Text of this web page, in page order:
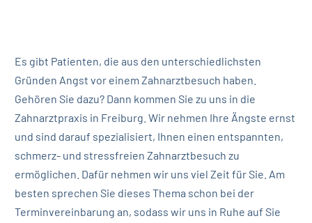
Es gibt Patienten, die aus den unterschiedlichsten
Gründen Angst vor einem Zahnarztbesuch haben.
Gehören Sie dazu? Dann kommen Sie zu uns in die
Zahnarztpraxis in Freiburg. Wir nehmen Ihre Ängste ernst
und sind darauf spezialisiert, Ihnen einen entspannten,
schmerz- und stressfreien Zahnarztbesuch zu
ermöglichen. Dafür nehmen wir uns viel Zeit für Sie. Am
besten sprechen Sie dieses Thema schon bei der
Terminvereinbarung an, sodass wir uns in Ruhe auf Sie